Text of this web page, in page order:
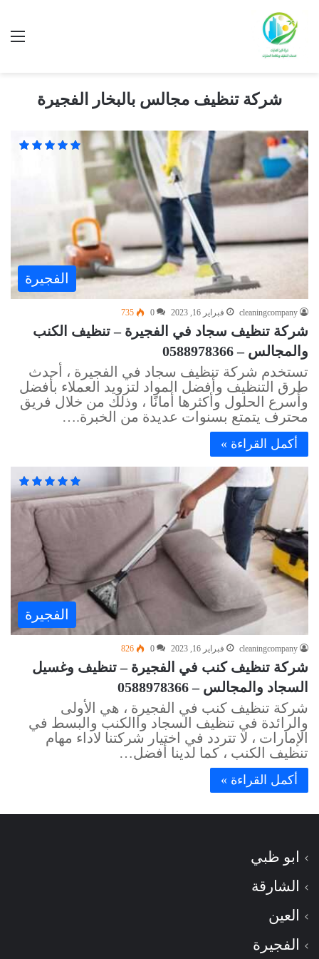
شركة تنظيف مجالس بالبخار الفجيرة
الفجيرة
cleaningcompany فبراير 16, 2023 0
735
شركة تنظيف سجاد في الفجيرة – تنظيف الكنب
والمجالس – 0588978366
تستخدم شركة تنظيف سجاد في الفجيرة ، أحدث
طرق التنظيف وأفضل المواد لتزويد العملاء بأفضل
وأسرع الحلول وأكثرها أمانًا ، وذلك من خلال فريق
محترف يتمتع بسنوات عديدة من الخبرة.…
أكمل القراءة »
الفجيرة
cleaningcompany فبراير 16, 2023 0
826
شركة تنظيف كنب في الفجيرة – تنظيف وغسيل
السجاد والمجالس – 0588978366
شركة تنظيف كنب في الفجيرة ، هي الأولى
والرائدة في تنظيف السجاد واالكنب والبسط في
الإمارات ، لا تتردد في اختيار شركتنا لاداء مهام
تنظيف الكنب ، كما لدينا أفضل…
أكمل القراءة »
ابو ظبي
الشارقة
العين
الفجيرة